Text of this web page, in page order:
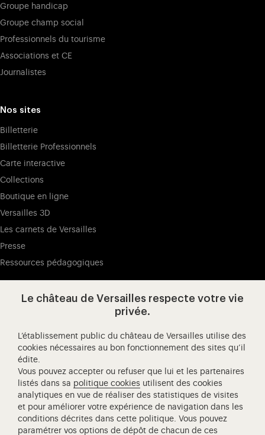
Groupe handicap
Groupe champ social
Professionnels du tourisme
Associations et CE
Journalistes
Nos sites
Billetterie
Billetterie Professionnels
Carte interactive
Collections
Boutique en ligne
Versailles 3D
Les carnets de Versailles
Presse
Ressources pédagogiques
Visitez notre Facebook (ouverture
Visitez notre X (ouverture dans un
Visitez notre Instagram
Visitez notre YouTube
Château de Versailles Spectacles
L'Opéra royal de Versailles
Centre de recherche du château de Versailles
Centre de Musique Baroque de Versailles
Réseau des Résidences Royales Européenne
Le château de Versailles respecte votre vie
privée.
L’établissement public du château de Versailles utilise des
cookies nécessaires au bon fonctionnement des sites qu’il
édite.
Vous pouvez accepter ou refuser que lui et les partenaires
listés dans sa politique cookies utilisent des cookies
analytiques en vue de réaliser des statistiques de visites
et pour améliorer votre expérience de navigation dans les
conditions décrites dans cette politique. Vous pouvez
paramétrer vos options de dépôt de chacun de ces